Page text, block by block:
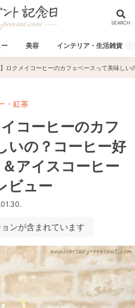
ー 美容 インテリア・生活雑貨
SEARCH
】ロクメイコーヒーのカフェベースって美味し
コーヒーのカフ
いの？コーヒー好
アイスコーヒー
ビュー
・紅茶